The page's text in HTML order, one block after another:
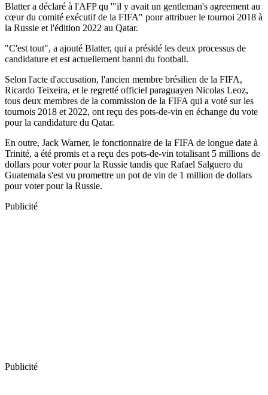
Blatter a déclaré à l'AFP qu '"il y avait un gentleman's agreement au
cœur du comité exécutif de la FIFA" pour attribuer le tournoi 2018 à
la Russie et l'édition 2022 au Qatar.
"C'est tout", a ajouté Blatter, qui a présidé les deux processus de
candidature et est actuellement banni du football.
Selon l'acte d'accusation, l'ancien membre brésilien de la FIFA,
Ricardo Teixeira, et le regretté officiel paraguayen Nicolas Leoz,
tous deux membres de la commission de la FIFA qui a voté sur les
tournois 2018 et 2022, ont reçu des pots-de-vin en échange du vote
pour la candidature du Qatar.
En outre, Jack Warner, le fonctionnaire de la FIFA de longue date à
Trinité, a été promis et a reçu des pots-de-vin totalisant 5 millions de
dollars pour voter pour la Russie tandis que Rafael Salguero du
Guatemala s'est vu promettre un pot de vin de 1 million de dollars
pour voter pour la Russie.
Publicité
Publicité